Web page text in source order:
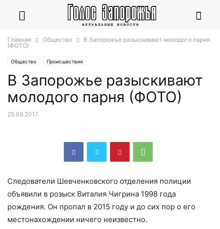
Главная Общество
В Запорожье разыскивают молодого парня
(ФОТО)
Общество Происшествия
В Запорожье разыскивают
молодого парня (ФОТО)
25.09.2017
Следователи Шевченковского отделения полиции
объявили в розыск Виталия Чигрина 1998 года
рождения. Он пропал в 2015 году и до сих пор о его
местонахождении ничего неизвестно.